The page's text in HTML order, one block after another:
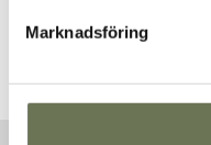
Marknadsföring